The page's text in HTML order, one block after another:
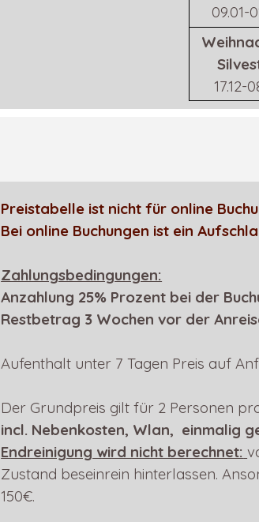
09.01-
17.12-
Preistabelle ist nicht für online
Bei online Buchungen ist ein
Zahlungsbedingungen:
Anzahlung 25% Prozent bei der
Restbetrag 3 Wochen vor der
Aufenthalt unter 7 Tagen Preis auf
Der Grundpreis gilt für 2 Personen
incl. Nebenkosten, Wlan, einmalig
Endreinigung wird nicht berechnet:
Zustand beseinrein hinterlassen.
150€.